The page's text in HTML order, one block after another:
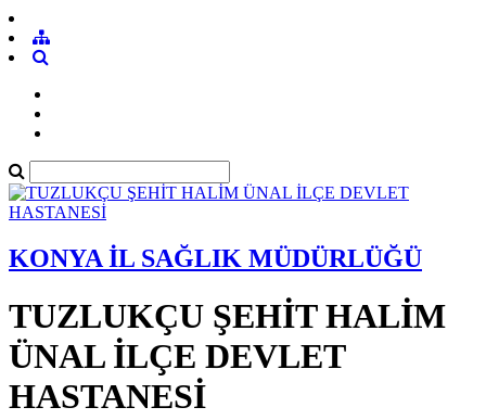
KONYA İL SAĞLIK MÜDÜRLÜĞÜ
TUZLUKÇU ŞEHİT HALİM
ÜNAL İLÇE DEVLET
HASTANESİ